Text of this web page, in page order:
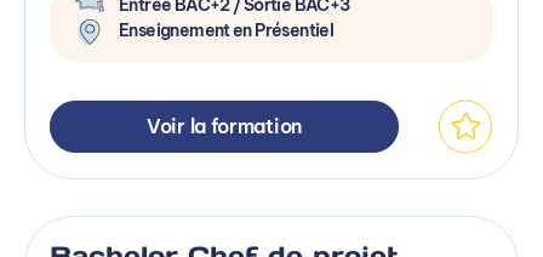
Entrée BAC+2 / Sortie BAC+3
Enseignement en Présentiel
Voir la formation